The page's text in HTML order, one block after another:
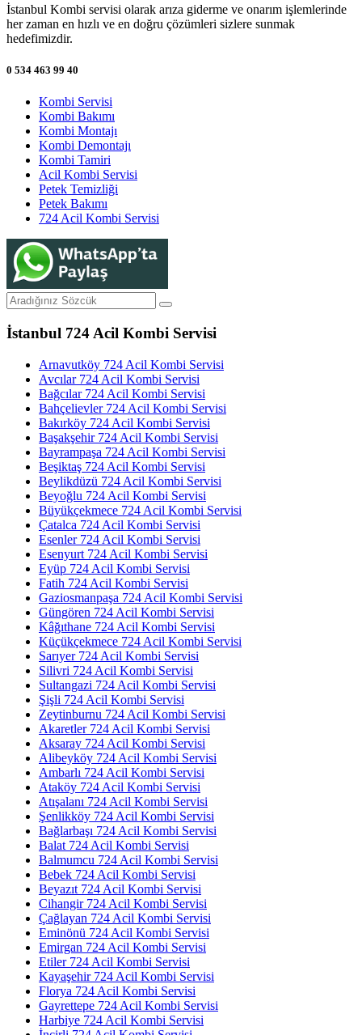
İstanbul Kombi servisi olarak arıza giderme ve onarım işlemlerinde
her zaman en hızlı ve en doğru çözümleri sizlere sunmak
hedefimizdir.
0 534 463 99 40
Kombi Servisi
Kombi Bakımı
Kombi Montajı
Kombi Demontajı
Kombi Tamiri
Acil Kombi Servisi
Petek Temizliği
Petek Bakımı
724 Acil Kombi Servisi
İstanbul 724 Acil Kombi Servisi
Arnavutköy 724 Acil Kombi Servisi
Avcılar 724 Acil Kombi Servisi
Bağcılar 724 Acil Kombi Servisi
Bahçelievler 724 Acil Kombi Servisi
Bakırköy 724 Acil Kombi Servisi
Başakşehir 724 Acil Kombi Servisi
Bayrampaşa 724 Acil Kombi Servisi
Beşiktaş 724 Acil Kombi Servisi
Beylikdüzü 724 Acil Kombi Servisi
Beyoğlu 724 Acil Kombi Servisi
Büyükçekmece 724 Acil Kombi Servisi
Çatalca 724 Acil Kombi Servisi
Esenler 724 Acil Kombi Servisi
Esenyurt 724 Acil Kombi Servisi
Eyüp 724 Acil Kombi Servisi
Fatih 724 Acil Kombi Servisi
Gaziosmanpaşa 724 Acil Kombi Servisi
Güngören 724 Acil Kombi Servisi
Kâğıthane 724 Acil Kombi Servisi
Küçükçekmece 724 Acil Kombi Servisi
Sarıyer 724 Acil Kombi Servisi
Silivri 724 Acil Kombi Servisi
Sultangazi 724 Acil Kombi Servisi
Şişli 724 Acil Kombi Servisi
Zeytinburnu 724 Acil Kombi Servisi
Akaretler 724 Acil Kombi Servisi
Aksaray 724 Acil Kombi Servisi
Alibeyköy 724 Acil Kombi Servisi
Ambarlı 724 Acil Kombi Servisi
Ataköy 724 Acil Kombi Servisi
Atışalanı 724 Acil Kombi Servisi
Şenlikköy 724 Acil Kombi Servisi
Bağlarbaşı 724 Acil Kombi Servisi
Balat 724 Acil Kombi Servisi
Balmumcu 724 Acil Kombi Servisi
Bebek 724 Acil Kombi Servisi
Beyazıt 724 Acil Kombi Servisi
Cihangir 724 Acil Kombi Servisi
Çağlayan 724 Acil Kombi Servisi
Eminönü 724 Acil Kombi Servisi
Emirgan 724 Acil Kombi Servisi
Etiler 724 Acil Kombi Servisi
Kayaşehir 724 Acil Kombi Servisi
Florya 724 Acil Kombi Servisi
Gayrettepe 724 Acil Kombi Servisi
Harbiye 724 Acil Kombi Servisi